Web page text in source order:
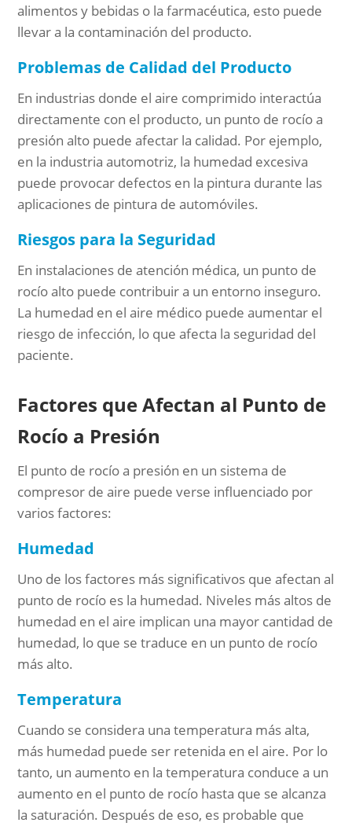
alimentos y bebidas o la farmacéutica, esto puede
llevar a la contaminación del producto.
Problemas de Calidad del Producto
En industrias donde el aire comprimido interactúa
directamente con el producto, un punto de rocío a
presión alto puede afectar la calidad. Por ejemplo,
en la industria automotriz, la humedad excesiva
puede provocar defectos en la pintura durante las
aplicaciones de pintura de automóviles.
Riesgos para la Seguridad
En instalaciones de atención médica, un punto de
rocío alto puede contribuir a un entorno inseguro.
La humedad en el aire médico puede aumentar el
riesgo de infección, lo que afecta la seguridad del
paciente.
Factores que Afectan al Punto de
Rocío a Presión
El punto de rocío a presión en un sistema de
compresor de aire puede verse influenciado por
varios factores:
Humedad
Uno de los factores más significativos que afectan al
punto de rocío es la humedad. Niveles más altos de
humedad en el aire implican una mayor cantidad de
humedad, lo que se traduce en un punto de rocío
más alto.
Temperatura
Cuando se considera una temperatura más alta,
más humedad puede ser retenida en el aire. Por lo
tanto, un aumento en la temperatura conduce a un
aumento en el punto de rocío hasta que se alcanza
la saturación. Después de eso, es probable que